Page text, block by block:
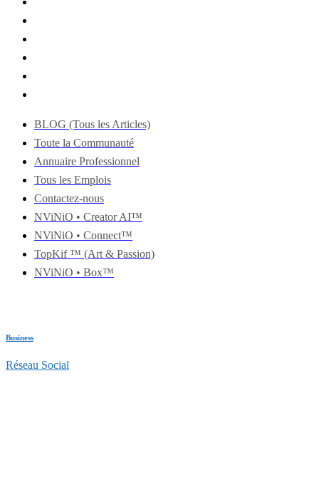
BLOG (Tous les Articles)
Toute la Communauté
Annuaire Professionnel
Tous les Emplois
Contactez-nous
NViNiO • Creator AI™
NViNiO • Connect™
TopKif ™ (Art & Passion)
NViNiO • Box™
Business
Réseau Social